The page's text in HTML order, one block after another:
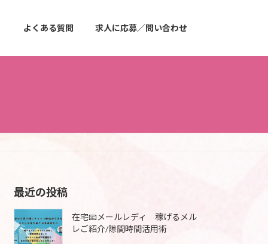
よくある質問 求人に応募／問い合わせ
最近の投稿
在宅📧メールレディ 稼げるメル
レご紹介/隙間時間活用術